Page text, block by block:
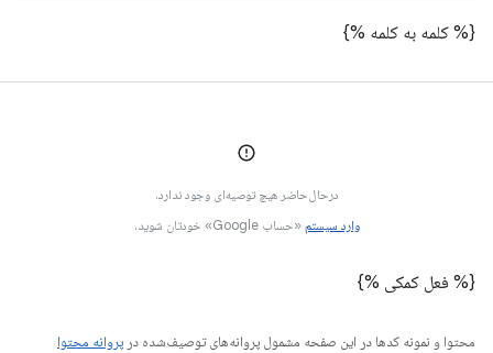
{% کلمه به کلمه %}
درحال‌حاضر هیچ توصیه‌ای وجود ندارد.
وارد سیستم «حساب Google» خودتان شوید.
{% فعل کمکی %}
محتوا و نمونه کدها در این صفحه مشمول پروانه‌های توصیف‌شده در پروانه محتوا